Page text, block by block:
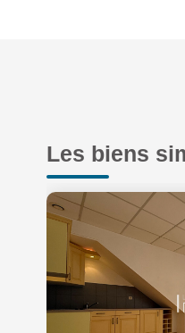
Les biens